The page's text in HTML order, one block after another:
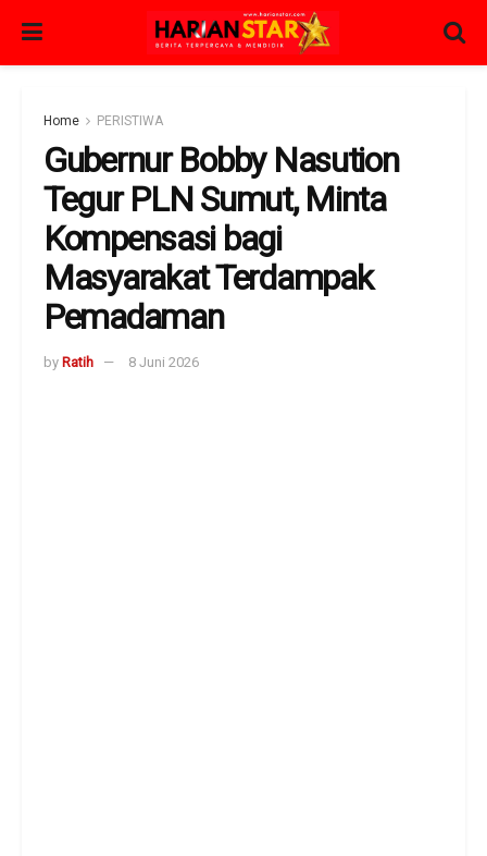
Home PERISTIWA
Gubernur Bobby Nasution
Tegur PLN Sumut, Minta
Kompensasi bagi
Masyarakat Terdampak
Pemadaman
by Ratih 8 Juni 2026